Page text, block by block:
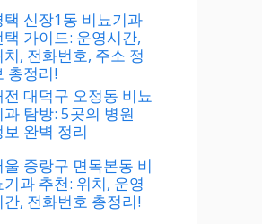
택 신장1동 비뇨기과
택 가이드: 운영시간,
치, 전화번호, 주소 정
총정리!
전 대덕구 오정동 비뇨
과 탐방: 5곳의 병원
보 완벽 정리
울 중랑구 면목본동 비
기과 추천: 위치, 운영
간, 전화번호 총정리!